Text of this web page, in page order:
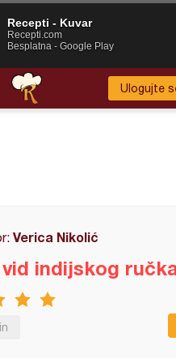
Ulogujte
Verica Nikolić
indijskog
Recepti - Kuvar
Recepti.com
Besplatna - Google Play